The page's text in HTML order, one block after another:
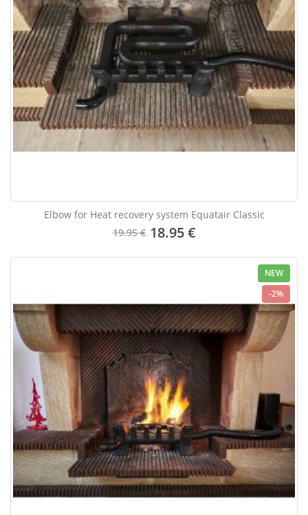
Elbow for Heat recovery system Equatair Classic
19.95 € 18.95 €
NEW
-2%